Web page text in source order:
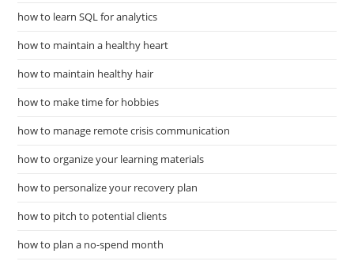
how to learn SQL for analytics
how to maintain a healthy heart
how to maintain healthy hair
how to make time for hobbies
how to manage remote crisis communication
how to organize your learning materials
how to personalize your recovery plan
how to pitch to potential clients
how to plan a no-spend month